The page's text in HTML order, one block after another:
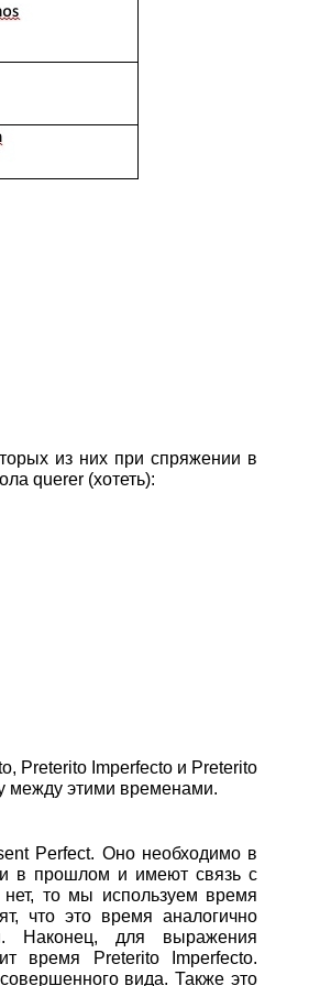
из них при спряжении в
querer (хотеть):
Preterito Imperfecto и Preterito
между этими временами.
Perfect. Оно необходимо в
в прошлом и имеют связь с
нет, то мы используем время
что это время аналогично
Наконец, для выражения
время Preterito Imperfecto.
вида. Также это